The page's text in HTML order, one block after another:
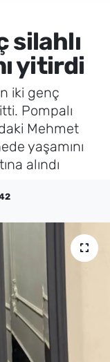
silahlı
yitirdi
iki genç
Pompalı
Mehmet
yaşamını
alındı